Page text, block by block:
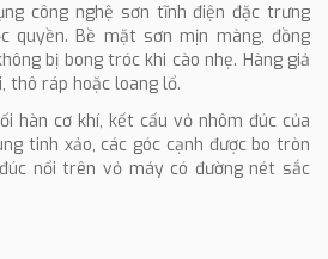
công nghệ sơn tĩnh điện đặc trưng
quyền. Bề mặt sơn mịn màng, đồng
bị bong tróc khi cào nhẹ. Hàng giả
thô ráp hoặc loang lổ.
hàn cơ khí, kết cấu vỏ nhôm đúc của
tinh xảo, các góc cạnh được bo tròn
nổi trên vỏ máy có đường nét sắc